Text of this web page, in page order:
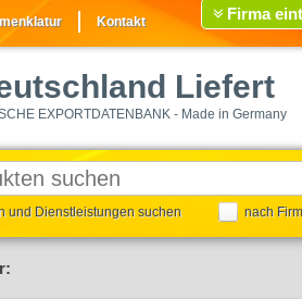
Kontakt Firma
Liefert
EXPORTDATENBANK - Made in Germany
und Dienstleistungen suchen nach